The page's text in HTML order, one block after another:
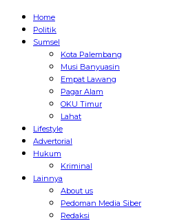
Home
Politik
Sumsel
Kota Palembang
Musi Banyuasin
Empat Lawang
Pagar Alam
OKU Timur
Lahat
Lifestyle
Advertorial
Hukum
Kriminal
Lainnya
About us
Pedoman Media Siber
Redaksi